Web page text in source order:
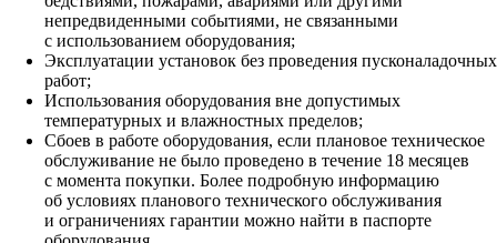
непредвиденными событиями, не связанными
с использованием оборудования;
Эксплуатации установок без проведения пусконаладочных
работ;
Использования оборудования вне допустимых
температурных и влажностных пределов;
Сбоев в работе оборудования, если плановое техническое
обслуживание не было проведено в течение 18 месяцев
с момента покупки. Более подробную информацию
об условиях планового технического обслуживания
и ограничениях гарантии можно найти в паспорте